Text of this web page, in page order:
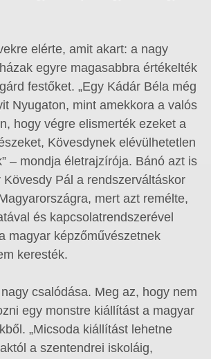
elérte, amit akart: a nagy
egyre magasabbra értékelték
festőket. „Egy Kádár Béla még
Nyugaton, mint amekkora a valós
hogy végre elismerték ezeket a
Kövesdynek elévülhetetlen
– mondja életrajzírója. Bánó azt is
Pál a rendszerváltáskor
mert azt remélte,
és kapcsolatrendszerével
magyar képzőművészetnek
keresték.
csalódása. Meg az, hogy nem
egy monstre kiállítást a magyar
„Micsoda kiállítást lehetne
a szentendrei iskoláig,